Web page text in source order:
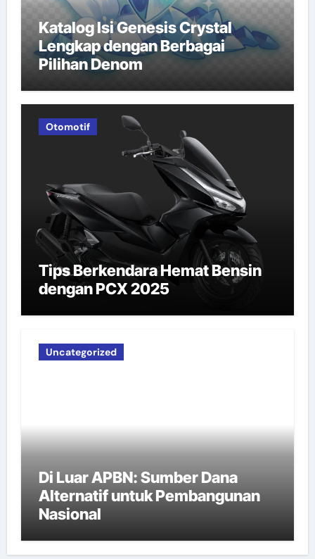
Katalog Isi Genesis Crystal
Lengkap dengan Berbagai
Pilihan Denom
Otomotif
Tips Berkendara Hemat Bensin
dengan PCX 2025
Uncategorized
Di Luar APBN: Sumber Dana
Alternatif untuk Pembangunan
Nasional